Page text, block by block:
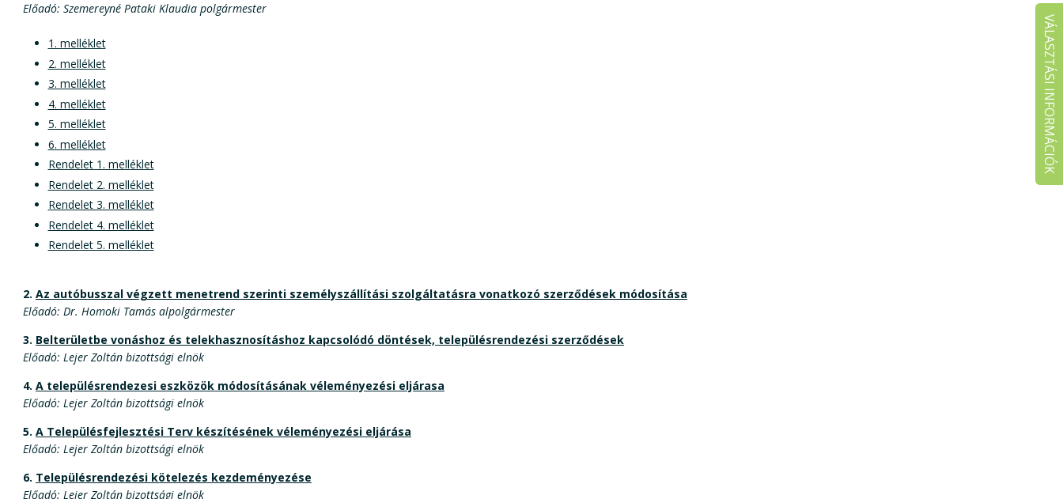
VÁLASZTÁSI INFORMÁCIÓK
Előadó: Szemereyné Pataki Klaudia polgármester
1. melléklet
2. melléklet
3. melléklet
4. melléklet
5. melléklet
6. melléklet
Rendelet 1. melléklet
Rendelet 2. melléklet
Rendelet 3. melléklet
Rendelet 4. melléklet
Rendelet 5. melléklet
2. Az autóbusszal végzett menetrend szerinti személyszállítási szolgáltatásra vonatkozó szerződések módosítása
Előadó: Dr. Homoki Tamás alpolgármester
3. Belterületbe vonáshoz és telekhasznosításhoz kapcsolódó döntések, településrendezési szerződések
Előadó: Lejer Zoltán bizottsági elnök
4. A településrendezesi eszközök módosításának véleményezési eljárasa
Előadó: Lejer Zoltán bizottsági elnök
5. A Településfejlesztési Terv készítésének véleményezési eljárása
Előadó: Lejer Zoltán bizottsági elnök
6. Településrendezési kötelezés kezdeményezése
Előadó: Lejer Zoltán bizottsági elnök